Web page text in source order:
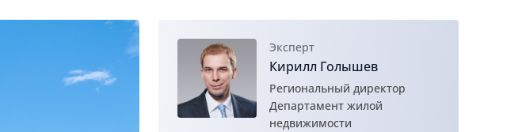
Эксперт
Кирилл Голышев
Региональный директор
Департамент жилой
недвижимости